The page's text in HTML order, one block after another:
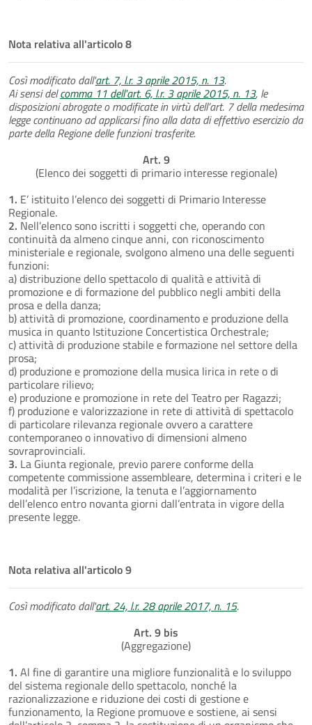
Nota relativa all'articolo 8
Così modificato dall'art. 7, l.r. 3 aprile 2015, n. 13.
Ai sensi delcomma 11 dell'art. 6, l.r. 3 aprile 2015, n. 13, le
disposizioni abrogate o modificate in virtù dell’art. 7 della medesima
legge continuano ad applicarsi fino alla data di effettivo esercizio da
parte della Regione delle funzioni trasferite.
Art. 9
(Elenco dei soggetti di primario interesse regionale)
1. E’ istituito l’elenco dei soggetti di Primario Interesse
Regionale.
2. Nell’elenco sono iscritti i soggetti che, operando con
continuità da almeno cinque anni, con riconoscimento
ministeriale e regionale, svolgono almeno una delle seguenti
funzioni:
a) distribuzione dello spettacolo di qualità e attività di
promozione e di formazione del pubblico negli ambiti della
prosa e della danza;
b) attività di promozione, coordinamento e produzione della
musica in quanto Istituzione Concertistica Orchestrale;
c) attività di produzione stabile e formazione nel settore della
prosa;
d) produzione e promozione della musica lirica in rete o di
particolare rilievo;
e) produzione e promozione in rete del Teatro per Ragazzi;
f) produzione e valorizzazione in rete di attività di spettacolo
di particolare rilevanza regionale ovvero a carattere
contemporaneo o innovativo di dimensioni almeno
sovraprovinciali.
3. La Giunta regionale, previo parere conforme della
competente commissione assembleare, determina i criteri e le
modalità per l’iscrizione, la tenuta e l’aggiornamento
dell’elenco entro novanta giorni dall’entrata in vigore della
presente legge.
Nota relativa all'articolo 9
Così modificato dall'art. 24, l.r. 28 aprile 2017, n. 15.
Art. 9 bis
(Aggregazione)
1. Al fine di garantire una migliore funzionalità e lo sviluppo
del sistema regionale dello spettacolo, nonché la
razionalizzazione e riduzione dei costi di gestione e
funzionamento, la Regione promuove e sostiene, ai sensi